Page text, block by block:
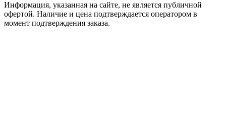
Информация, указанная на сайте, не является публичной
офертой. Наличие и цена подтверждается оператором в
момент подтверждения заказа.